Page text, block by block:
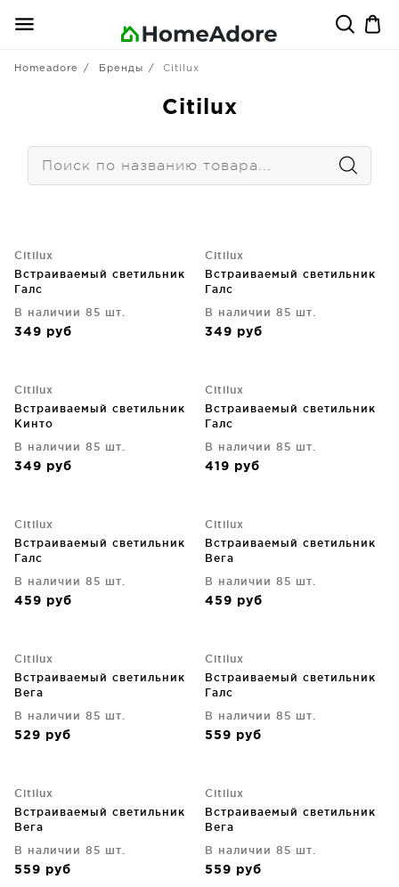
Homeadore Бренды Citilux
Citilux
Citilux
Встраиваемый светильник
Галс
В наличии 85 шт.
349 руб
Citilux
Встраиваемый светильник
Галс
В наличии 85 шт.
349 руб
Citilux
Встраиваемый светильник
Кинто
В наличии 85 шт.
349 руб
Citilux
Встраиваемый светильник
Галс
В наличии 85 шт.
419 руб
Citilux
Встраиваемый светильник
Галс
В наличии 85 шт.
459 руб
Citilux
Встраиваемый светильник
Вега
В наличии 85 шт.
459 руб
Citilux
Встраиваемый светильник
Вега
В наличии 85 шт.
529 руб
Citilux
Встраиваемый светильник
Галс
В наличии 85 шт.
559 руб
Citilux
Встраиваемый светильник
Вега
В наличии 85 шт.
559 руб
Citilux
Встраиваемый светильник
Вега
В наличии 85 шт.
559 руб